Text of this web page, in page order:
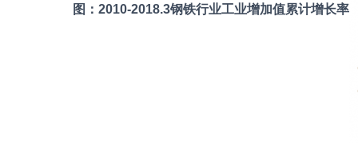
图：2010-2018.3钢铁行业工业增加值累计增长率